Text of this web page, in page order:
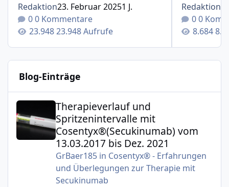
Redaktion23. Februar 20251 J.
0 Kommentare
23.948 Aufrufe
Redaktion
0
Blog-Einträge
Therapieverlauf und Spritzenintervalle mit
Therapieverlauf und
Spritzenintervalle mit
Cosentyx®(Secukinumab) vom
13.03.2017 bis Dez. 2021
GrBaer185in Cosentyx® - Erfahrungen
und Überlegungen zur Therapie mit
Secukinumab